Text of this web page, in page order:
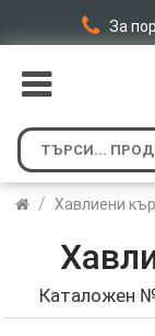
За
/ Хавлиени
Каталожен